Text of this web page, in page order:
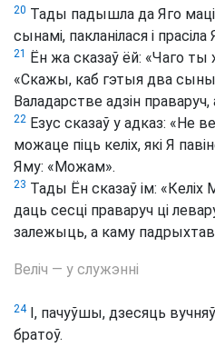
20 Тады падышла да Яго
сынамі, пакланілася і
21 Ён жа сказаў ёй: «Чаго ты
«Скажы, каб гэтыя два сыны
Валадарстве адзін праваруч,
22 Езус сказаў у адказ: «Не
можаце піць келіх, які Я
Яму: «Можам».
23 Тады Ён сказаў ім: «Келіх
даць сесці праваруч ці
залежыць, а каму
Веліч — у служэнні
24І, пачуўшы, дзесяць
братоў.